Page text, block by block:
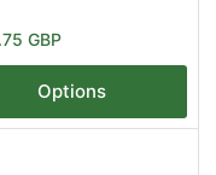
GBP
Options